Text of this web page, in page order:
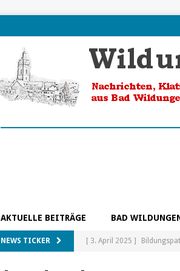
AKTUELLE BEITRÄGE BAD
NEWS TICKER [ 3. April 2025 ]